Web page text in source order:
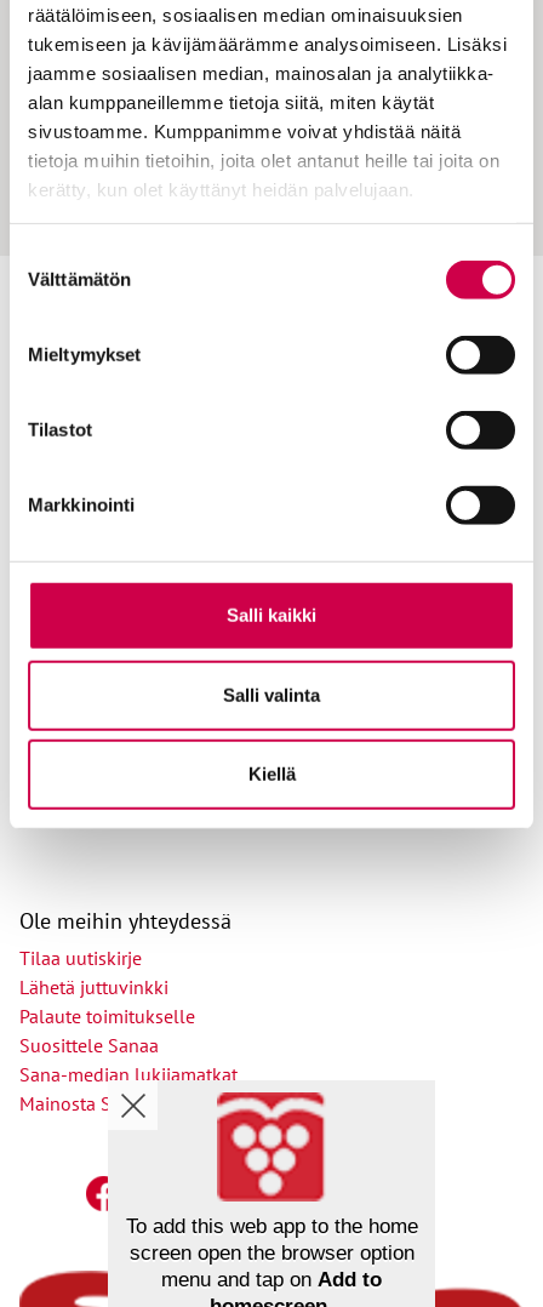
räätälöimiseen, sosiaalisen median ominaisuuksien
tukemiseen ja kävijämäärämme analysoimiseen. Lisäksi
jaamme sosiaalisen median, mainosalan ja analytiikka-
alan kumppaneillemme tietoja siitä, miten käytät
sivustoamme. Kumppanimme voivat yhdistää näitä
tietoja muihin tietoihin, joita olet antanut heille tai joita on
kerätty, kun olet käyttänyt heidän palvelujaan.
valinta
Välttämätön
Mieltymykset
Tilastot
Markkinointi
Salli kaikki
Salli valinta
Kiellä
IHMISTEN TARINAT | 16.11.2023
Millainen esivanhempi haluaisit olla
sukupolvien päähän? – ”Pitää elää niin, ettei
seuraavien sukupolvien tarvitse hävetä”, sanoo
Vaula Norrena, 64
Yhteystiedot
PL 48, 08101 LOHJA
Kansan Raamattuseuran Säätiö sr
Tilaajapalvelu
Tilausehdot
Osoitteenmuutokset
Ole meihin yhteydessä
Tilaa uutiskirje
Lähetä juttuvinkki
Palaute toimitukselle
Suosittele Sanaa
Sana-median lukijamatkat
Mainosta Sana-mediassa
To add this web app to the home
screen open the browser option
menu and tap on Add to